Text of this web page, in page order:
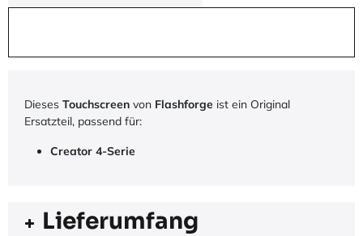
Dieses Touchscreen von Flashforge ist ein Original
Ersatzteil, passend für:
Creator 4-Serie
Lieferumfang